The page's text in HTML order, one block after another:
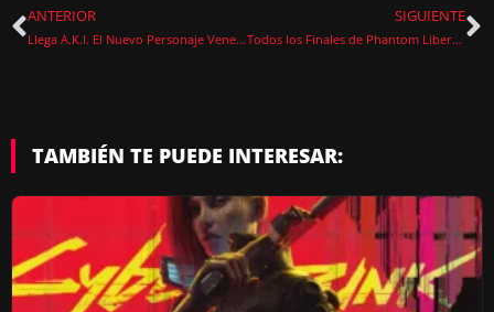
ANTERIOR
Llega A.K.I. El Nuevo Personaje Venenoso de Street Fighter 6
SIGUIENTE
Todos los Finales de Phantom Liberty en Cyberpunk 2077: Una Guía Completa
TAMBIÉN TE PUEDE INTERESAR: